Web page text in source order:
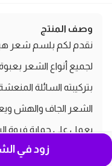
وصف المنتج
نقدم لكم بلسم شعر
بتركيبته السائلة
الشعر الجاف والهش
يعمل على حماية فروة
حاجزًا واقيًا حول جذور
زود في